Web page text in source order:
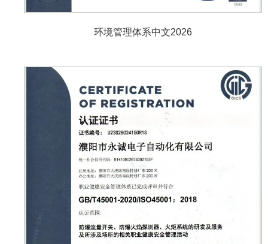
环境管理体系中文2026